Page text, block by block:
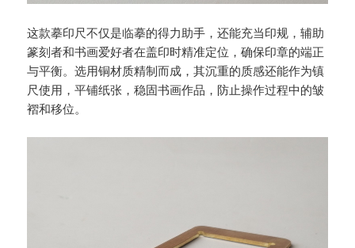
这款摹印尺不仅是临摹的得力助手，还能充当印规，辅助
篆刻者和书画爱好者在盖印时精准定位，确保印章的端正
与平衡。选用铜材质精制而成，其沉重的质感还能作为镇
尺使用，平铺纸张，稳固书画作品，防止操作过程中的皱
褶和移位。